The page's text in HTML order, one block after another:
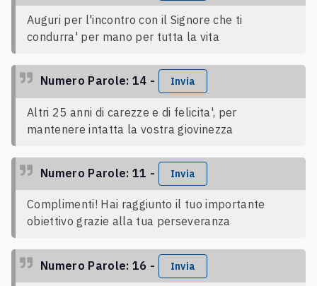
Auguri per l'incontro con il Signore che ti
condurra' per mano per tutta la vita
Numero Parole: 14 - Invia
Altri 25 anni di carezze e di felicita', per
mantenere intatta la vostra giovinezza
Numero Parole: 11 - Invia
Complimenti! Hai raggiunto il tuo importante
obiettivo grazie alla tua perseveranza
Numero Parole: 16 - Invia